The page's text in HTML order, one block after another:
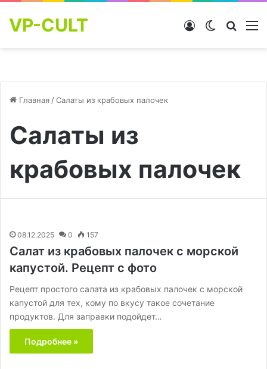
VP-CULT Switch skin
Войти
Главная /Салаты из крабовых палочек
Салаты из
крабовых палочек
08.12.2025 0 157
Салат из крабовых палочек с морской
капустой. Рецепт с фото
Рецепт простого салата из крабовых палочек с морской
капустой для тех, кому по вкусу такое сочетание
продуктов. Для заправки подойдет…
Подробнее »